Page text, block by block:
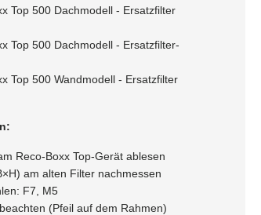
Top 500 Dachmodell - Ersatzfilter
Top 500 Dachmodell - Ersatzfilter-
Top 500 Wandmodell - Ersatzfilter
Reco-Boxx Top-Gerät ablesen
am alten Filter nachmessen
F7, M5
(Pfeil auf dem Rahmen)